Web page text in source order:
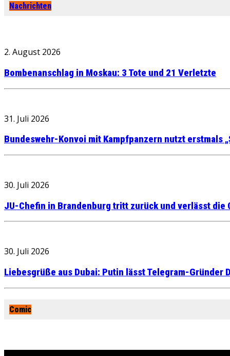
Nachrichten
2. August 2026
Bombenanschlag in Moskau: 3 Tote und 21 Verletzte
31. Juli 2026
Bundeswehr-Konvoi mit Kampfpanzern nutzt erstmals
30. Juli 2026
JU-Chefin in Brandenburg tritt zurück und verlässt die
30. Juli 2026
Liebesgrüße aus Dubai: Putin lässt Telegram-Gründer
Comic